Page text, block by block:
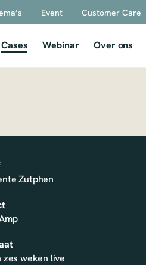
Event Customer Care
Cases Webinar Over ons
Zutphen
zes weken live